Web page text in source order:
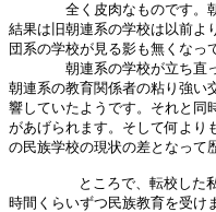
全く皮肉なものです。朝連
結果は旧朝連系の学校は以前よ
団系の学校が見る影も無くなっ
朝連系の学校が立ち直った
朝連系の教育関係者の粘り強い
響していたようです。それと同
があげられます。そして何より
の民族学校の現状の差となって
ところで、転校した
時間くらいずつ民族教育を受け